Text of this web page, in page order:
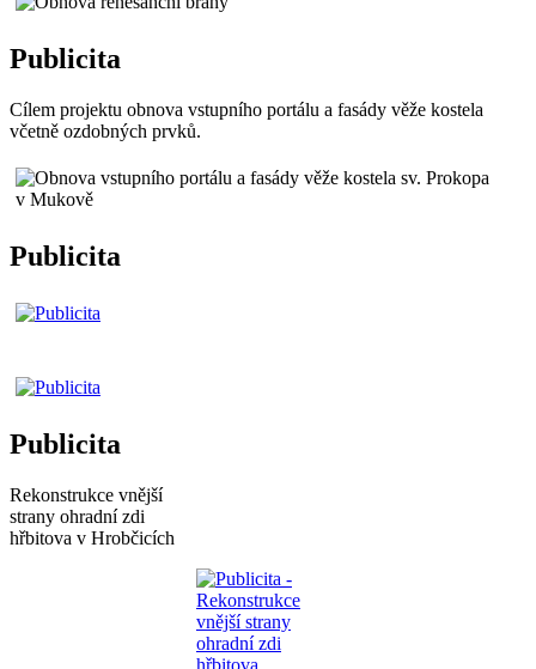
Publicita
Cílem projektu obnova vstupního portálu a fasády věže kostela
včetně ozdobných prvků.
Publicita
Publicita
Rekonstrukce vnější
strany ohradní zdi
hřbitova v Hrobčicích